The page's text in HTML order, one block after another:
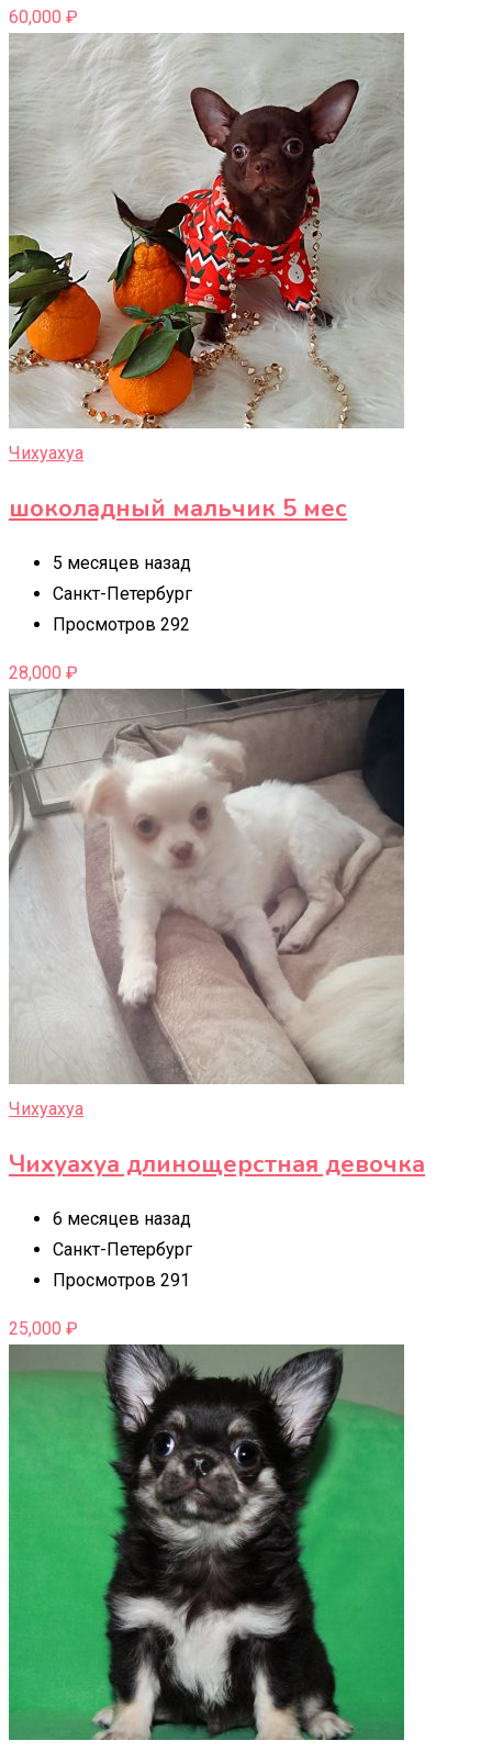
60,000 ₽
Чихуахуа
шоколадный мальчик 5 мес
5 месяцев назад
Санкт-Петербург
Просмотров 292
28,000 ₽
Чихуахуа
Чихуахуа длинощерстная девочка
6 месяцев назад
Санкт-Петербург
Просмотров 291
25,000 ₽